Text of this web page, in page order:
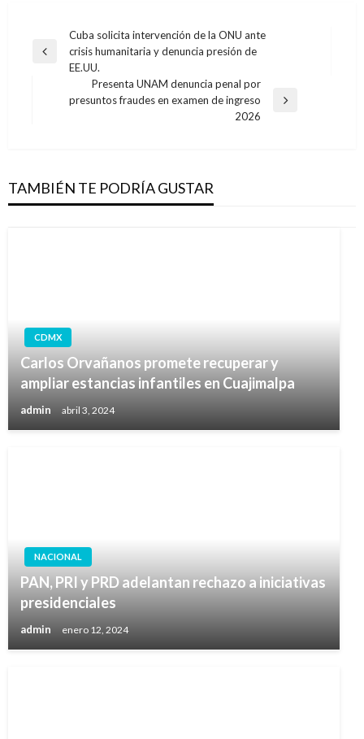
Navegación
de
entradas
Entrada
anterior
Cuba solicita intervención de la ONU ante
crisis humanitaria y denuncia presión de
EE.UU.
Entrada
Presenta UNAM denuncia penal por
presuntos fraudes en examen de ingreso
2026
TAMBIÉN TE PODRÍA GUSTAR
CDMX
Carlos Orvañanos promete recuperar y
ampliar estancias infantiles en Cuajimalpa
admin abril 3, 2024
NACIONAL
PAN, PRI y PRD adelantan rechazo a iniciativas
presidenciales
admin enero 12, 2024